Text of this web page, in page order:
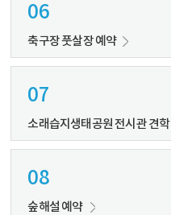
06
축구장 풋살장 예약
07
소래습지생태공원 전시관 견학
08
숲해설 예약